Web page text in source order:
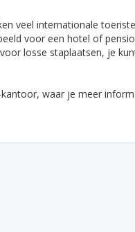
veel internationale
voor een hotel of
losse staplaatsen, je
waar je meer